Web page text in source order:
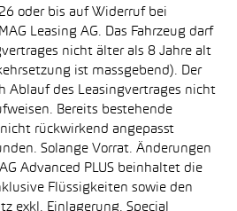
oder bis auf Widerruf bei
Leasing AG. Das Fahrzeug darf
nicht älter als 8 Jahre alt
ist massgebend). Der
Ablauf des Leasingvertrages nicht
Bereits bestehende
rückwirkend angepasst
Solange Vorrat. Änderungen
Advanced PLUS beinhaltet die
Flüssigkeiten sowie den
exkl. Einlagerung. Special